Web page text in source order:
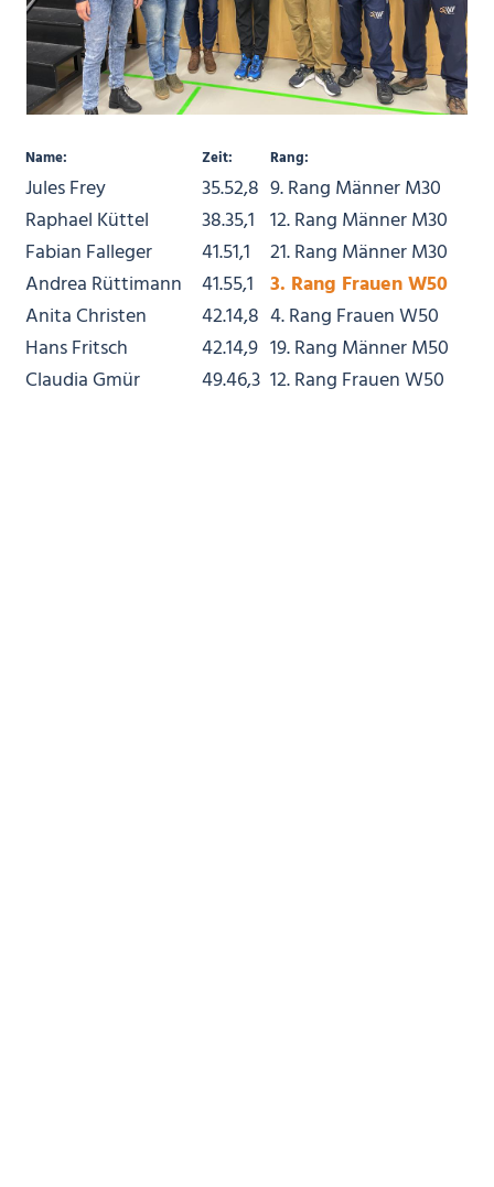
Name: Zeit: Rang:
Jules Frey 35.52,8 9. Rang Männer M30
Raphael Küttel
38.35,1 12. Rang Männer M30
Fabian Falleger
41.51,1
21. Rang Männer M30
Andrea Rüttimann
41.55,1 3. Rang Frauen W50
Anita Christen
42.14,8 4. Rang Frauen W50
Hans Fritsch
42.14,9 19. Rang Männer M50
Claudia Gmür
49.46,3 12. Rang Frauen W50